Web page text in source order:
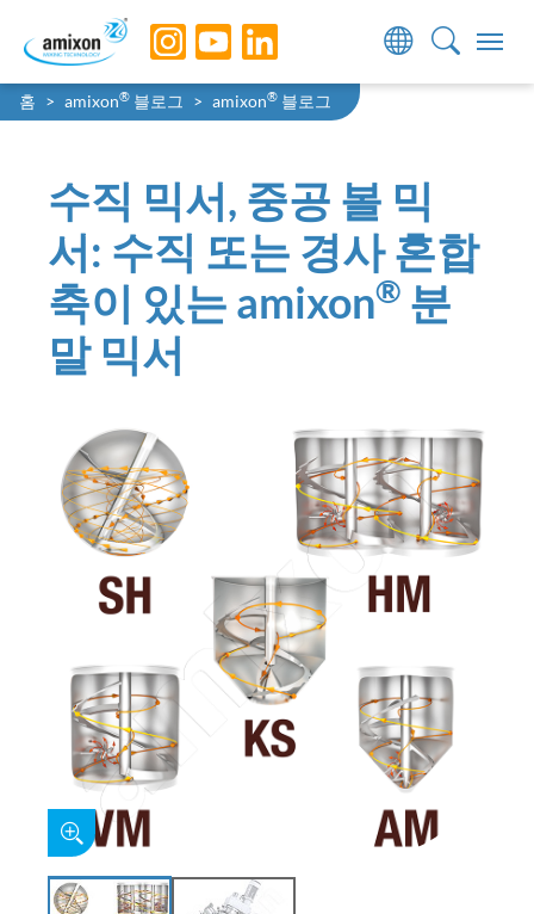
Skip to main navigation
Skip to main content
Skip to page footer
You are here:
홈 amixon® 블로그 amixon® 블로그
수직 믹서, 중공 볼 믹
서: 수직 또는 경사 혼합
축이 있는 amixon® 분
말 믹서